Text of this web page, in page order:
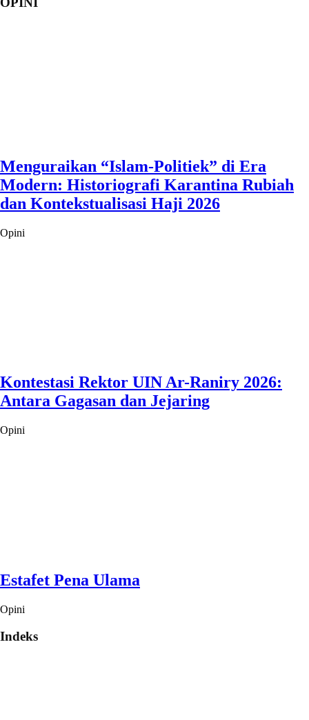
Menguraikan “Islam-Politiek” di Era
Modern: Historiografi Karantina Rubiah
dan Kontekstualisasi Haji 2026
Opini
Kontestasi Rektor UIN Ar-Raniry 2026:
Antara Gagasan dan Jejaring
Opini
Estafet Pena Ulama
Opini
Indeks